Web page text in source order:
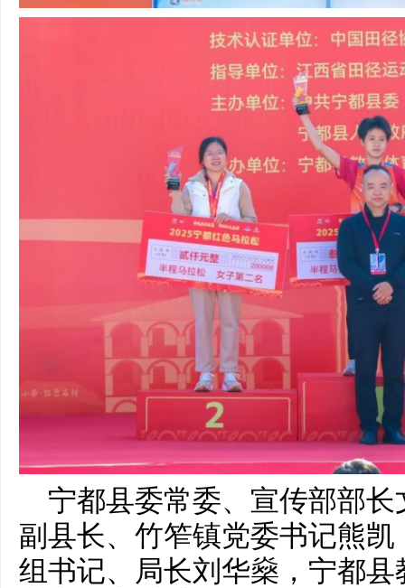
宁都县委常委、宣传部部
副县长、竹笮镇党委书记熊
组书记、局长刘华燊，宁都